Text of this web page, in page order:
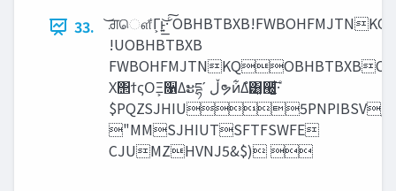
33.
͝ਗ਼ௌ͋Γ͕ͱ͏͍͟͝·ͨ͠ OBHBTBXB!FWBOHFMJTNKQ
!UOBHBTBXB
Χ΢ϯςΟΞ͕૑Δະདྷʹ ‫ڵ‬ຯͷ͋Δํ͸͓੠͕͚͍ͩ͘͞·ͤ
$PQZSJHIU5PNPIBSV/
"MMSJHIUTSFTFSWFE
CJUMZHVNJ5&$) 